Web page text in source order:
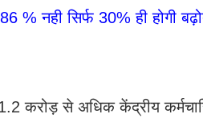
नही सिर्फ 30% ही होगी
करोड़ से अधिक केंद्रीय